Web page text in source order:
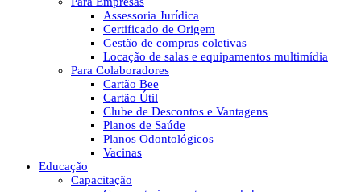
Assessoria Jurídica
Certificado de Origem
Gestão de compras coletivas
Locação de salas e equipamentos multimídia
Para Colaboradores
Cartão Bee
Cartão Útil
Clube de Descontos e Vantagens
Planos de Saúde
Planos Odontológicos
Vacinas
Educação
Capacitação